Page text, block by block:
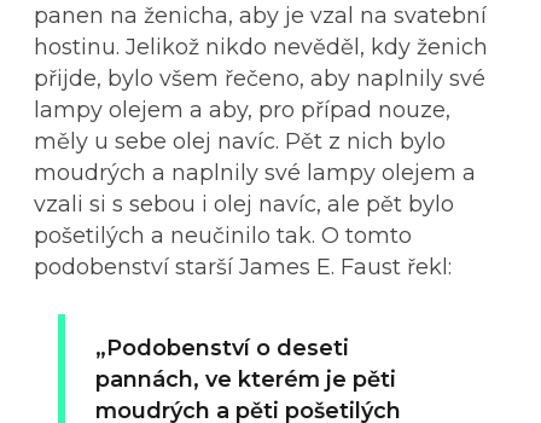
panen na ženicha, aby je vzal na svatební
hostinu. Jelikož nikdo nevěděl, kdy ženich
přijde, bylo všem řečeno, aby naplnily své
lampy olejem a aby, pro případ nouze,
měly u sebe olej navíc. Pět z nich bylo
moudrých a naplnily své lampy olejem a
vzali si s sebou i olej navíc, ale pět bylo
pošetilých a neučinilo tak. O tomto
podobenství starší James E. Faust řekl:
„Podobenství o deseti
pannách, ve kterém je pěti
moudrých a pěti pošetilých